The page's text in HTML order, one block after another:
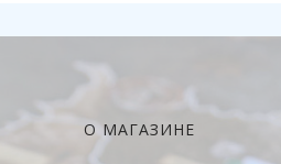
О МАГАЗИНЕ